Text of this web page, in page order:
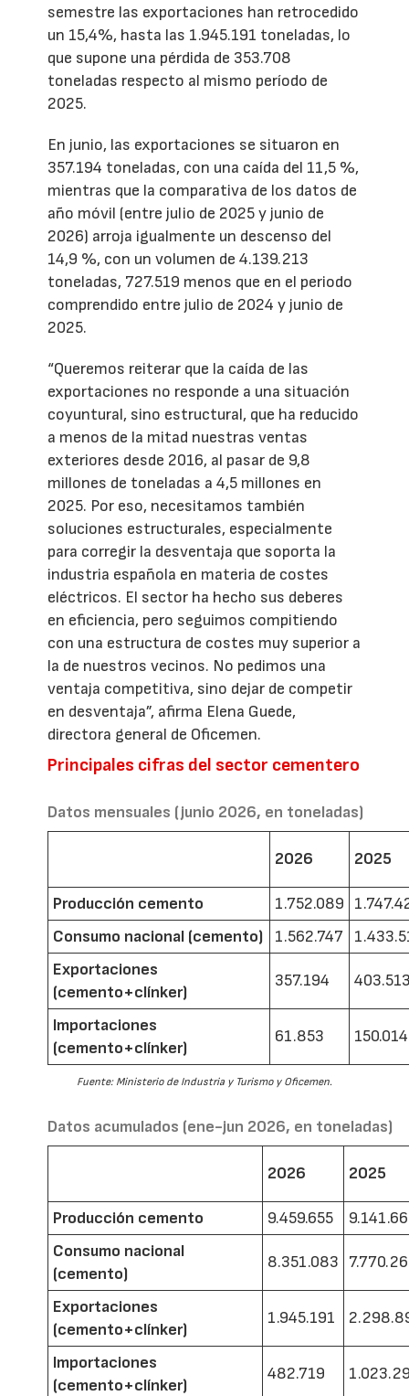
semestre las exportaciones han retrocedido
un 15,4%, hasta las 1.945.191 toneladas, lo
que supone una pérdida de 353.708
toneladas respecto al mismo período de
2025.
En junio, las exportaciones se situaron en
357.194 toneladas, con una caída del 11,5 %,
mientras que la comparativa de los datos de
año móvil (entre julio de 2025 y junio de
2026) arroja igualmente un descenso del
14,9 %, con un volumen de 4.139.213
toneladas, 727.519 menos que en el periodo
comprendido entre julio de 2024 y junio de
2025.
“Queremos reiterar que la caída de las
exportaciones no responde a una situación
coyuntural, sino estructural, que ha reducido
a menos de la mitad nuestras ventas
exteriores desde 2016, al pasar de 9,8
millones de toneladas a 4,5 millones en
2025. Por eso, necesitamos también
soluciones estructurales, especialmente
para corregir la desventaja que soporta la
industria española en materia de costes
eléctricos. El sector ha hecho sus deberes
en eficiencia, pero seguimos compitiendo
con una estructura de costes muy superior a
la de nuestros vecinos. No pedimos una
ventaja competitiva, sino dejar de competir
en desventaja”, afirma Elena Guede,
directora general de Oficemen.
Principales cifras del sector cementero
Datos mensuales (junio 2026, en toneladas)
2026 2025
Producción cemento 1.752.089
Consumo nacional (cemento)
1.562.747
Exportaciones
(cemento+clínker)
357.194
Importaciones
(cemento+clínker)
61.853 150.014
Fuente: Ministerio de Industria y Turismo y Oficemen.
Datos acumulados (ene-jun 2026, en toneladas)
2026 2025
Producción cemento 9.459.655
Consumo nacional
(cemento)
8.351.083
Exportaciones
(cemento+clínker)
1.945.191
Importaciones
(cemento+clínker)
482.719